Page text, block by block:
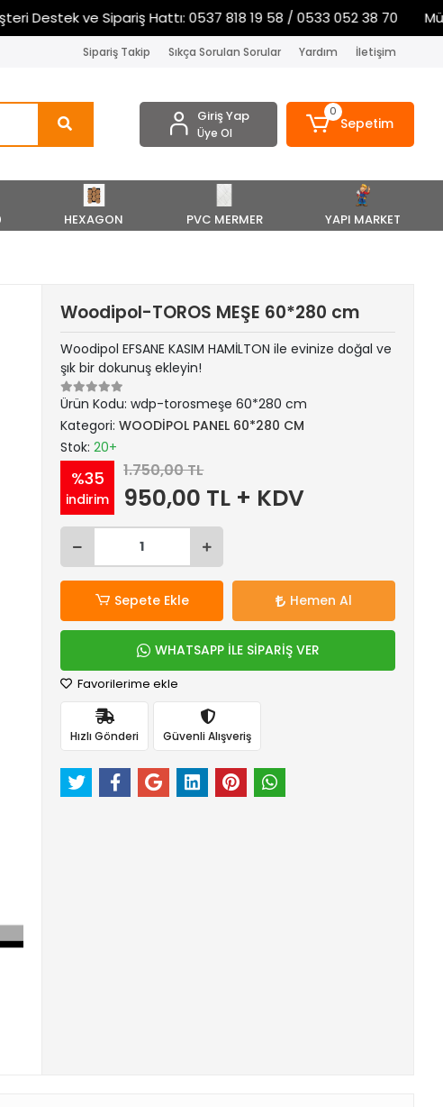
Destek ve Sipariş Hattı: 0537 818 19 58 / 0533 052 38 70
Sipariş Takip Sıkça Sorulan Sorular Yardım İletişim
Giriş Yap
Üye Ol
0
Sepetim
HEXAGON PVC MERMER YAPI MARKET
Woodipol-TOROS MEŞE 60*280 cm
Woodipol EFSANE KASIM HAMİLTON ile evinize doğal ve
şık bir dokunuş ekleyin!
Ürün Kodu:wdp-torosmeşe 60*280 cm
Kategori:WOODİPOL PANEL 60*280 CM
Stok:20+
%35
indirim
1.750,00 TL
950,00 TL + KDV
Sepete Ekle Hemen Al
WHATSAPP İLE SİPARİŞ VER
Favorilerime ekle
Hızlı Gönderi Güvenli Alışveriş